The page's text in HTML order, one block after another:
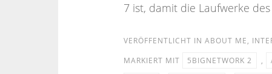
7 ist, damit die Laufwerke
VERÖFFENTLICHT IN ABOUT ME,
MARKIERT MIT
5BIGNETWORK 2 ,